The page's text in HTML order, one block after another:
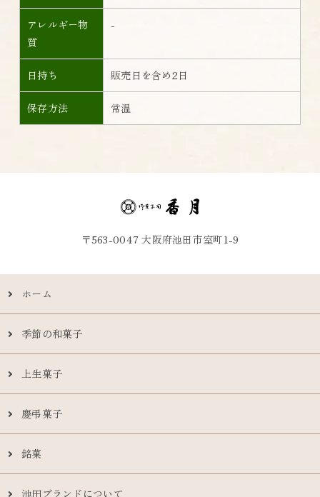
アレルギー物
質
-
日持ち 販売日を含め2日
保存方法 常温
〒563-0047 大阪府池田市室町1-9
ホーム
季節の和菓子
上生菓子
慶弔菓子
銘菓
池田ブランドについて